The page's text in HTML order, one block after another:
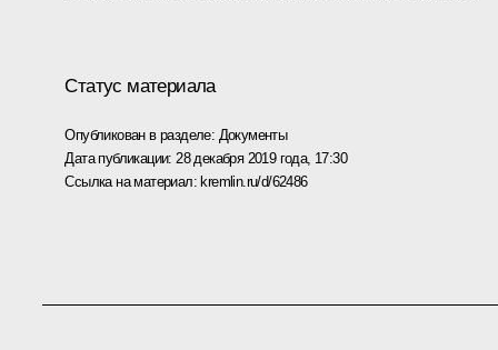
Статус материала
Опубликован в разделе: Документы
Дата публикации: 28 декабря 2019 года, 17:30
Ссылка на материал: kremlin.ru/d/62486